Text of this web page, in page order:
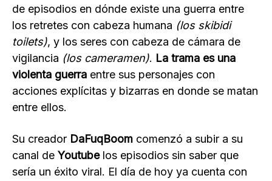
de episodios en dónde existe una guerra entre
los retretes con cabeza humana (los skibidi
toilets), y los seres con cabeza de cámara de
vigilancia (los cameramen). La trama es una
violenta guerra entre sus personajes con
acciones explícitas y bizarras en donde se matan
entre ellos.
Su creador DaFuqBoom comenzó a subir a su
canal de Youtubelos episodios sin saber que
sería un éxito viral. El día de hoy ya cuenta con